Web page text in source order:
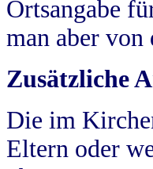
Ortsangabe
man aber von
Zusätzliche
Die im
Eltern oder